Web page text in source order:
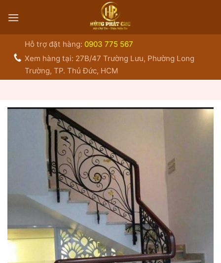
qua
Hỗ trợ đặt hàng: 0903 775 567
Xem hàng tại: 27B/47 Trường Lưu, Phường Long
Trường, TP. Thủ Đức, HCM